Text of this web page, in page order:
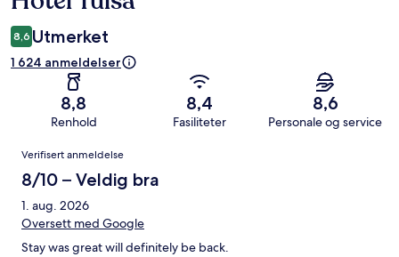
8,6 Utmerket
1 624 anmeldelser
8,8
Renhold
8,4
Fasiliteter
8,6
Personale og service
Anmeldelser
Verifisert anmeldelse
8/10 – Veldig bra
1. aug. 2026
Oversett med Google
Stay was great will definitely be back.